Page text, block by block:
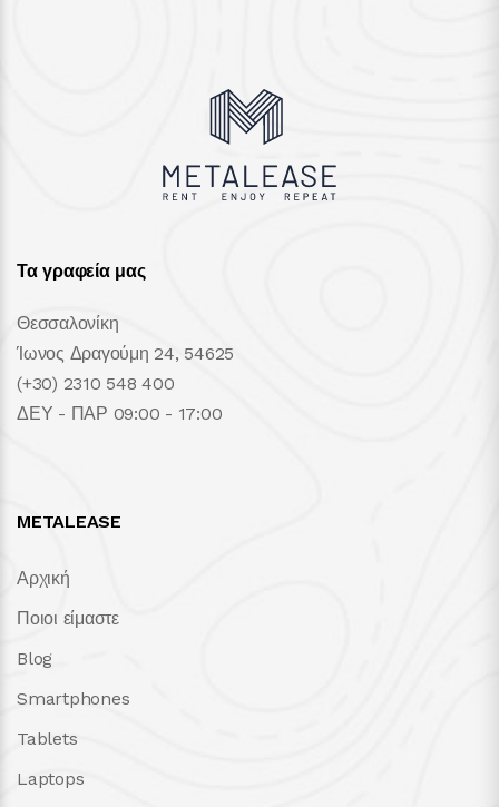
Τα γραφεία μας
Θεσσαλονίκη
Ίωνος Δραγούμη 24, 54625
(+30) 2310 548 400
ΔΕΥ - ΠΑΡ 09:00 - 17:00
METALEASE
Αρχική
Ποιοι είμαστε
Blog
Smartphones
Tablets
Laptops